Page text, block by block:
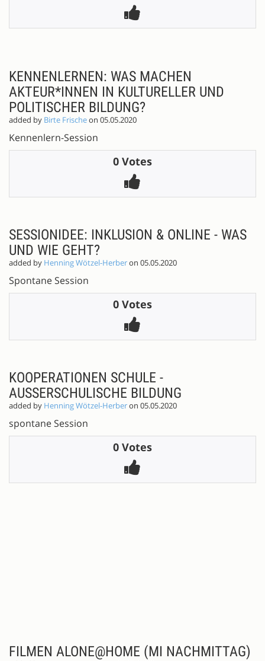
KENNENLERNEN: WAS MACHEN
AKTEUR*INNEN IN KULTURELLER UND
POLITISCHER BILDUNG?
added by Birte Frischeon 05.05.2020
Kennenlern-Session
0 Votes
SESSIONIDEE: INKLUSION & ONLINE - WAS
UND WIE GEHT?
added by Henning Wötzel-Herberon 05.05.2020
Spontane Session
0 Votes
KOOPERATIONEN SCHULE -
AUSSERSCHULISCHE BILDUNG
added by Henning Wötzel-Herberon 05.05.2020
spontane Session
0 Votes
FILMEN ALONE@HOME (MI NACHMITTAG)